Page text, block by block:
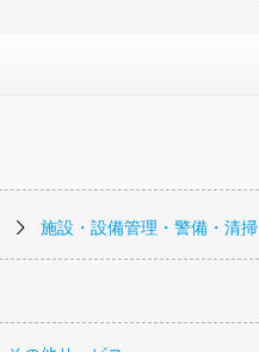
施設・設備管理・警備・清掃